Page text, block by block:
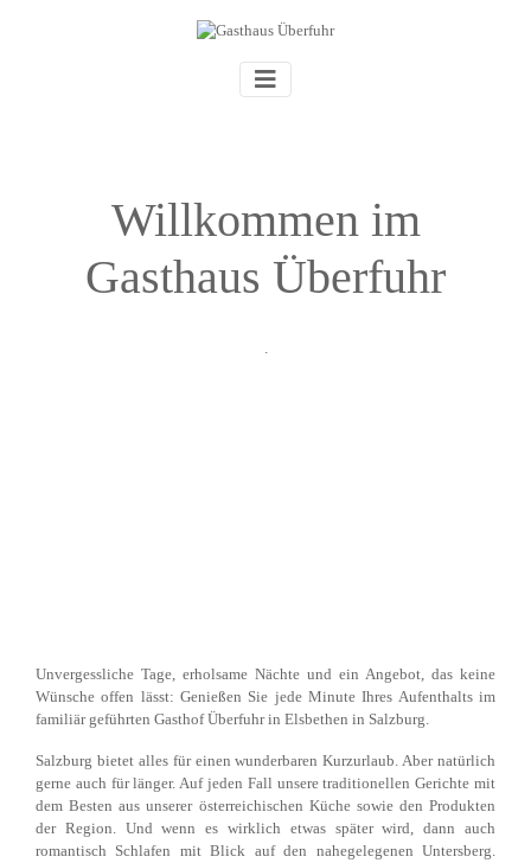
Willkommen im
Gasthaus Überfuhr
Unvergessliche Tage, erholsame Nächte und ein Angebot, das keine
Wünsche offen lässt: Genießen Sie jede Minute Ihres Aufenthalts im
familiär geführten Gasthof Überfuhr in Elsbethen in Salzburg.
Salzburg bietet alles für einen wunderbaren Kurzurlaub. Aber natürlich
gerne auch für länger. Auf jeden Fall unsere traditionellen Gerichte mit
dem Besten aus unserer österreichischen Küche sowie den Produkten
der Region. Und wenn es wirklich etwas später wird, dann auch
romantisch Schlafen mit Blick auf den nahegelegenen Untersberg.